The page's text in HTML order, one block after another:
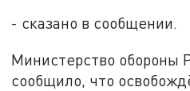
- сказано в сообщении.
Министерство обороны
сообщило, что